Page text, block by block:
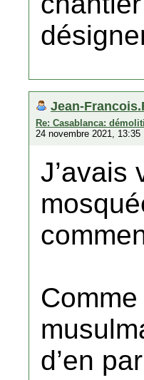
Jean-
Re: Casablanca:
24 novembre 2021, 13:35
J’avais
d’en